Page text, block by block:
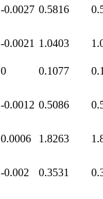
-0.0027 0.5816
-0.0021 1.0403
0 0.1077
-0.0012 0.5086
0.0006 1.8263
-0.002 0.3531